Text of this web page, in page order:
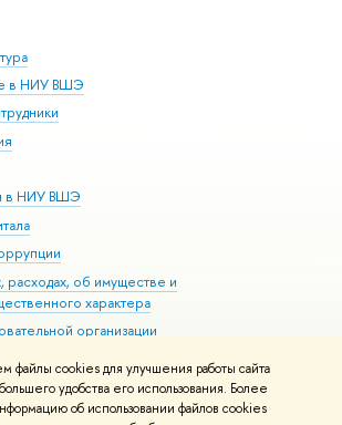
файлы cookies для улучшения работы сайта
удобства его использования. Более
об использовании файлов cookies
в НИУ ВШЭ
в НИУ ВШЭ
расходах, об имуществе и
характера
организации
возможностями здоровья